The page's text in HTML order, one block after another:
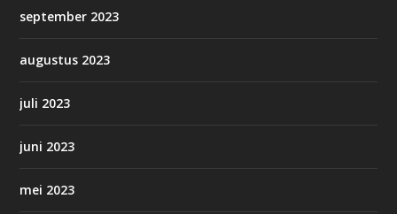
september 2023
augustus 2023
juli 2023
juni 2023
mei 2023